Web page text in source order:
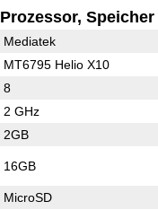
Prozessor, Speicher
Mediatek
MT6795 Helio X10
8
2 GHz
2GB
16GB
MicroSD